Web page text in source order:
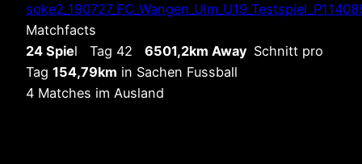
Matchfacts
24 Spiel Tag 42 6501,2km Away Schnitt pro
Tag 154,79km in Sachen Fussball
4 Matches im Ausland